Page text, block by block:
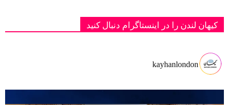
کیهان لندن را در اینستاگرام دنبال کنید
kayhanlondon